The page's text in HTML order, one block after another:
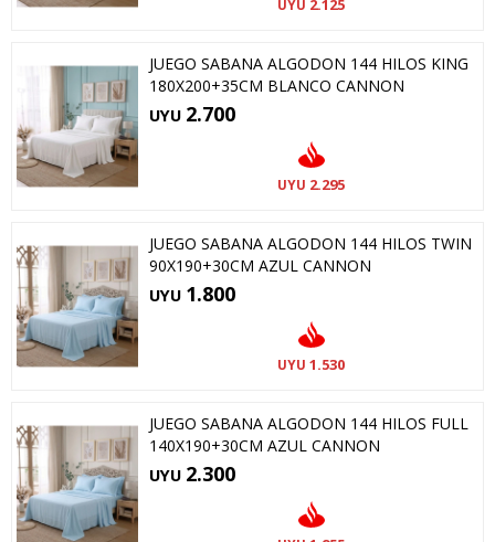
UYU 2.125
JUEGO SABANA ALGODON 144 HILOS KING
180X200+35CM BLANCO CANNON
UYU 2.700
UYU 2.295
JUEGO SABANA ALGODON 144 HILOS TWIN
90X190+30CM AZUL CANNON
UYU 1.800
UYU 1.530
JUEGO SABANA ALGODON 144 HILOS FULL
140X190+30CM AZUL CANNON
UYU 2.300